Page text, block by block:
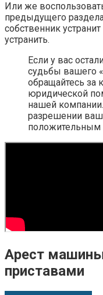
Или же
предыдущего
собственник
устранить.
Если у вас
судьбы вашего
обращайтесь за
юридической
нашей
разрешении
положительным
Арест
приставами